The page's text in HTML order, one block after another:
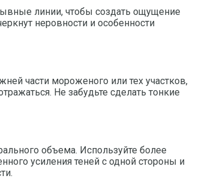
линии, чтобы создать ощущение
неровности и особенности
части мороженого или тех участков,
Не забудьте сделать тонкие
объема. Используйте более
усиления теней с одной стороны и